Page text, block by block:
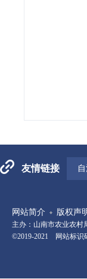
友情链接
网站简介 版权声
主办：山南市农业农
©2019-2021 网站标识